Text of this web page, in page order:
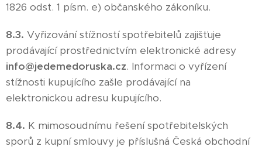
1826 odst. 1 písm. e) občanského zákoníku.
8.3. Vyřizování stížností spotřebitelů zajišťuje
prodávající prostřednictvím elektronické adresy
info@jedemedoruska.cz. Informaci o vyřízení
stížnosti kupujícího zašle prodávající na
elektronickou adresu kupujícího.
8.4. K mimosoudnímu řešení spotřebitelských
sporů z kupní smlouvy je příslušná Česká obchodní